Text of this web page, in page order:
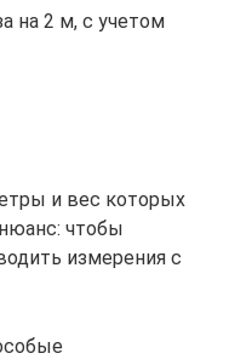
на 2 м, с учетом
и вес которых
чтобы
измерения с